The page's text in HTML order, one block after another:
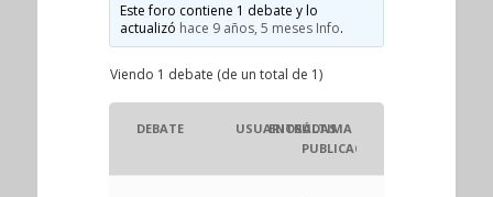
Este foro contiene 1 debate y lo
actualizó hace 9 años, 5 meses Info.
Viendo 1 debate (de un total de 1)
DEBATE USUARIOSENTRADAS
ÚLTIMA
PUBLICACIÓN